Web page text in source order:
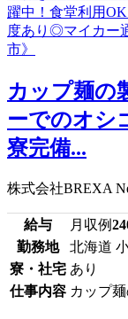
カップ麺の
ーでのオシ
寮完備...
株式会社BREXA
給与 月収例
勤務地
北海道
寮・社宅 あり
仕事内容 カップ